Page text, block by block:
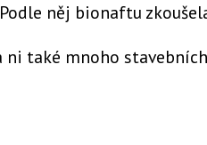
něj bionaftu
ni také mnoho